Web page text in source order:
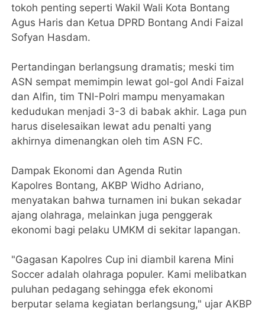
tokoh penting seperti Wakil Wali Kota Bontang
Agus Haris dan Ketua DPRD Bontang Andi Faizal
Sofyan Hasdam.
Pertandingan berlangsung dramatis; meski tim
ASN sempat memimpin lewat gol-gol Andi Faizal
dan Alfin, tim TNI-Polri mampu menyamakan
kedudukan menjadi 3-3 di babak akhir. Laga pun
harus diselesaikan lewat adu penalti yang
akhirnya dimenangkan oleh tim ASN FC.
​Dampak Ekonomi dan Agenda Rutin
​Kapolres Bontang, AKBP Widho Adriano,
menyatakan bahwa turnamen ini bukan sekadar
ajang olahraga, melainkan juga penggerak
ekonomi bagi pelaku UMKM di sekitar lapangan.
​"Gagasan Kapolres Cup ini diambil karena Mini
Soccer adalah olahraga populer. Kami melibatkan
puluhan pedagang sehingga efek ekonomi
berputar selama kegiatan berlangsung," ujar AKBP